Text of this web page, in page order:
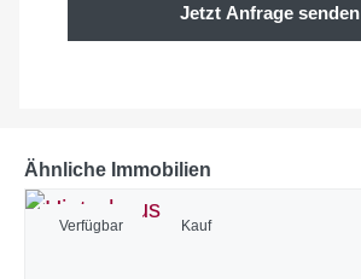
Jetzt Anfrage senden
Ähnliche Immobilien
Verfügbar Kauf